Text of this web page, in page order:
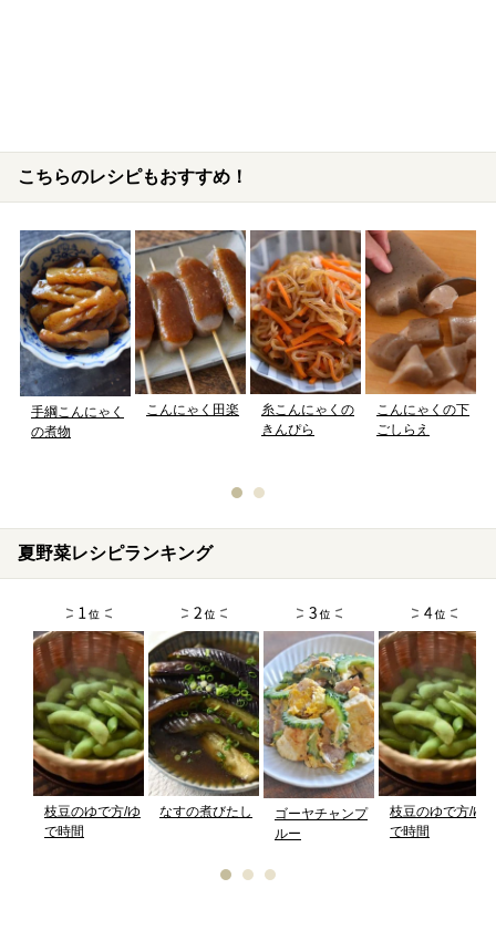
こちらのレシピもおすすめ！
手綱こんにゃく
の煮物
こんにゃく田楽
糸こんにゃくの
きんぴら
こんにゃくの下
ごしらえ
夏野菜レシピランキング
枝豆のゆで方/ゆ
で時間
なすの煮びたし
ゴーヤチャンプ
ルー
枝豆のゆで方/ゆ
で時間